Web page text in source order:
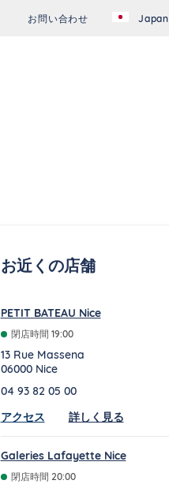
お問い合わせ Japan
お近くの店舗
PETIT BATEAU Nice
閉店時間 19:00
13 Rue Massena
06000 Nice
04 93 82 05 00
アクセスLink Opens in New Tab
詳しく見る
Galeries Lafayette Nice
閉店時間 20:00